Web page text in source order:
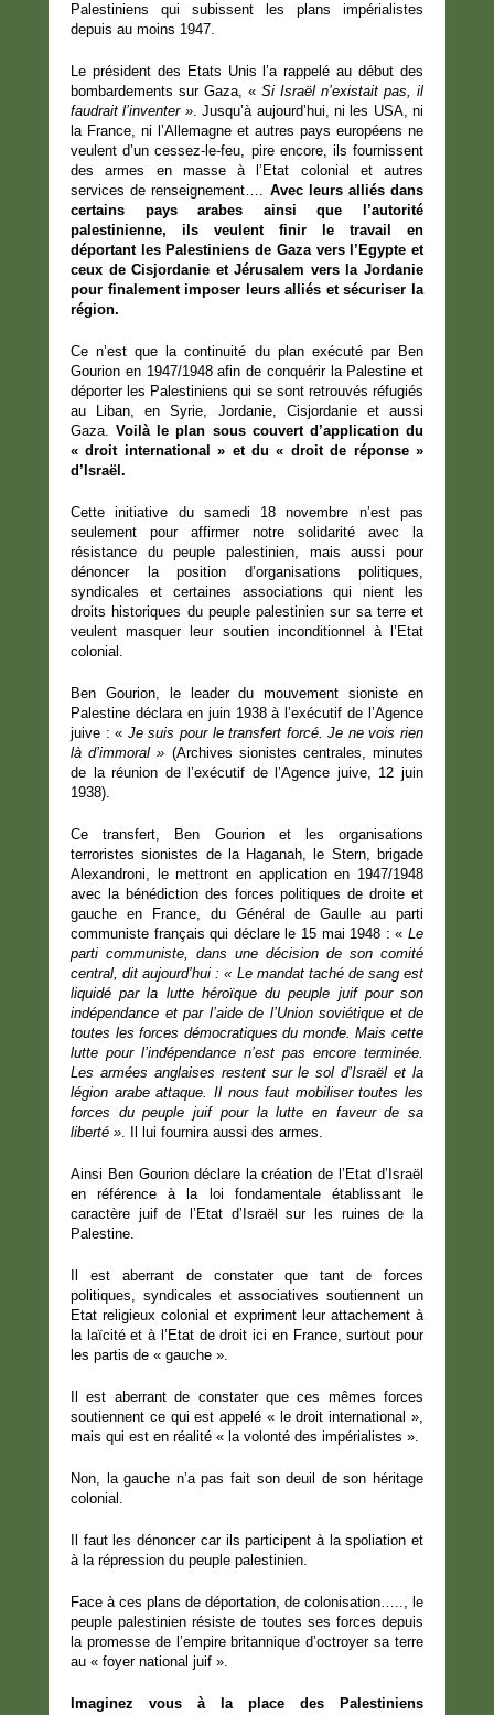
Palestiniens qui subissent les plans impérialistes
depuis au moins 1947.
Le président des Etats Unis l’a rappelé au début des
bombardements sur Gaza, « Si Israël n’existait pas, il
faudrait l’inventer ». Jusqu’à aujourd’hui, ni les USA, ni
la France, ni l’Allemagne et autres pays européens ne
veulent d’un cessez-le-feu, pire encore, ils fournissent
des armes en masse à l’Etat colonial et autres
services de renseignement…. Avec leurs alliés dans
certains pays arabes ainsi que l’autorité
palestinienne, ils veulent finir le travail en
déportant les Palestiniens de Gaza vers l’Egypte et
ceux de Cisjordanie et Jérusalem vers la Jordanie
pour finalement imposer leurs alliés et sécuriser la
région.
Ce n’est que la continuité du plan exécuté par Ben
Gourion en 1947/1948 afin de conquérir la Palestine et
déporter les Palestiniens qui se sont retrouvés réfugiés
au Liban, en Syrie, Jordanie, Cisjordanie et aussi
Gaza.Voilà le plan sous couvert d’application du
« droit international » et du « droit de réponse »
d’Israël.
Cette initiative du samedi 18 novembre n’est pas
seulement pour affirmer notre solidarité avec la
résistance du peuple palestinien, mais aussi pour
dénoncer la position d’organisations politiques,
syndicales et certaines associations qui nient les
droits historiques du peuple palestinien sur sa terre et
veulent masquer leur soutien inconditionnel à l’Etat
colonial.
Ben Gourion, le leader du mouvement sioniste en
Palestine déclara en juin 1938 à l’exécutif de l’Agence
juive : « Je suis pour le transfert forcé. Je ne vois rien
là d’immoral » (Archives sionistes centrales, minutes
de la réunion de l’exécutif de l’Agence juive, 12 juin
1938).
Ce transfert, Ben Gourion et les organisations
terroristes sionistes de la Haganah, le Stern, brigade
Alexandroni, le mettront en application en 1947/1948
avec la bénédiction des forces politiques de droite et
gauche en France, du Général de Gaulle au parti
communiste français qui déclare le 15 mai 1948 : « Le
parti communiste, dans une décision de son comité
central, dit aujourd’hui : « Le mandat taché de sang est
liquidé par la lutte héroïque du peuple juif pour son
indépendance et par l’aide de l’Union soviétique et de
toutes les forces démocratiques du monde. Mais cette
lutte pour l’indépendance n’est pas encore terminée.
Les armées anglaises restent sur le sol d’Israël et la
légion arabe attaque. Il nous faut mobiliser toutes les
forces du peuple juif pour la lutte en faveur de sa
liberté ». Il lui fournira aussi des armes.
Ainsi Ben Gourion déclare la création de l’Etat d’Israël
en référence à la loi fondamentale établissant le
caractère juif de l’Etat d’Israël sur les ruines de la
Palestine.
Il est aberrant de constater que tant de forces
politiques, syndicales et associatives soutiennent un
Etat religieux colonial et expriment leur attachement à
la laïcité et à l’Etat de droit ici en France, surtout pour
les partis de « gauche ».
Il est aberrant de constater que ces mêmes forces
soutiennent ce qui est appelé « le droit international »,
mais qui est en réalité « la volonté des impérialistes ».
Non, la gauche n’a pas fait son deuil de son héritage
colonial.
Il faut les dénoncer car ils participent à la spoliation et
à la répression du peuple palestinien.
Face à ces plans de déportation, de colonisation….., le
peuple palestinien résiste de toutes ses forces depuis
la promesse de l’empire britannique d’octroyer sa terre
au « foyer national juif ».
Imaginez vous à la place des Palestiniens